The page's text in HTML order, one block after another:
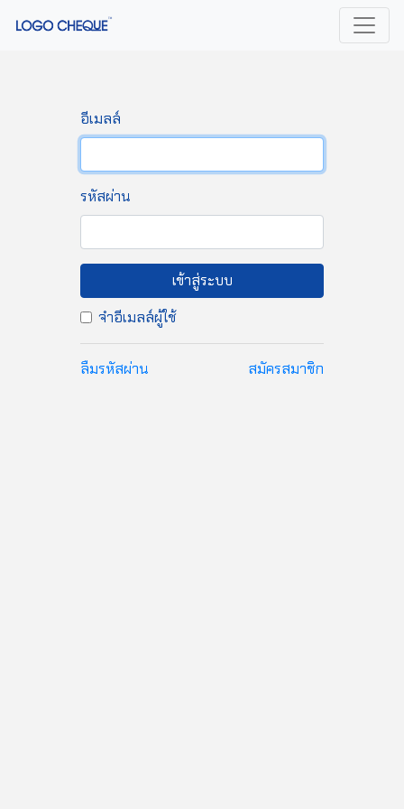
อีเมลล์
รหัสผ่าน
เข้าสู่ระบบ
จำอีเมลล์ผู้ใช้
ลืมรหัสผ่าน สมัครสมาชิก